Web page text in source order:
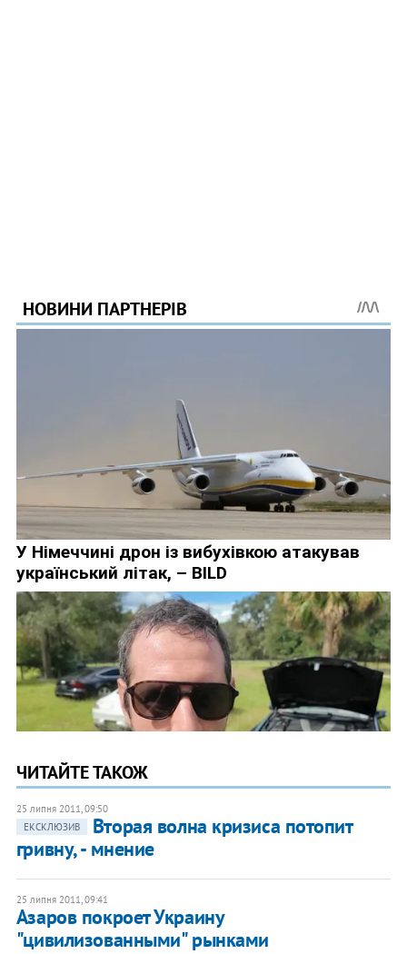
ЧИТАЙТЕ ТАКОЖ
25 липня 2011, 09:50
ЕКСКЛЮЗИВ
Вторая волна кризиса потопит
гривну, - мнение
25 липня 2011, 09:41
Азаров покроет Украину
"цивилизованными" рынками